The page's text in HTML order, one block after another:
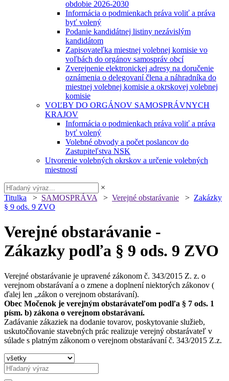
obdobie 2026-2030
Informácia o podmienkach práva voliť a práva
byť volený
Podanie kandidátnej listiny nezávislým
kandidátom
Zapisovateľka miestnej volebnej komisie vo
voľbách do orgánov samospráv obcí
Zverejnenie elektronickej adresy na doručenie
oznámenia o delegovaní člena a náhradníka do
miestnej volebnej komisie a okrskovej volebnej
komisie
VOĽBY DO ORGÁNOV SAMOSPRÁVNYCH
KRAJOV
Informácia o podmienkach práva voliť a práva
byť volený
Volebné obvody a počet poslancov do
Zastupiteľstva NSK
Utvorenie volebných okrskov a určenie volebných
miestností
×
Titulka > SAMOSPRÁVA > Verejné obstarávanie > Zakázky
§ 9 ods. 9 ZVO
Verejné obstarávanie -
Zákazky podľa § 9 ods. 9 ZVO
Verejné obstarávanie je upravené zákonom č. 343/2015 Z. z. o
verejnom obstarávaní a o zmene a doplnení niektorých zákonov (
ďalej len „zákon o verejnom obstarávaní).
Obec Močenok je verejným obstarávateľom podľa § 7 ods. 1
písm. b) zákona o verejnom obstarávaní.
Zadávanie zákaziek na dodanie tovarov, poskytovanie služieb,
uskutočňovanie stavebných prác realizuje verejný obstarávateľ v
súlade s platným zákonom o verejnom obstarávaní č. 343/2015 Z.z.